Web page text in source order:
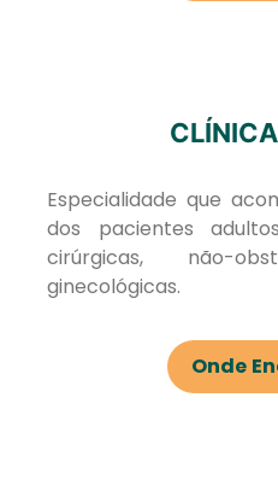
Especialidade que
dos pacientes
cirúrgicas, não-
ginecológicas.
Onde